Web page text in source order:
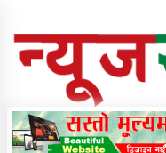
Online News Portal